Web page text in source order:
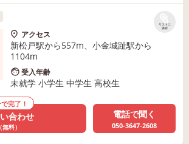
リストに
保存
アクセス
新松戸駅から557m、小金城趾駅から
1104m
受入年齢
未就学 小学生 中学生 高校生
完了！
合わせ
（無料）
電話で聞く
050-3647-2608